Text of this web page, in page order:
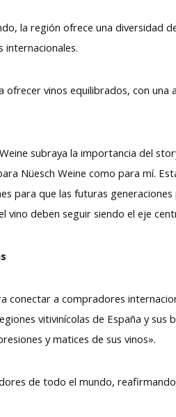
la región ofrece una diversidad
internacionales.
vinos equilibrados, con una
subraya la importancia del
Nüesch Weine como para mí.
para que las futuras generaciones
vino deben seguir siendo el eje
conectar a compradores
vitivinícolas de España y sus
y matices de sus vinos».
de todo el mundo,